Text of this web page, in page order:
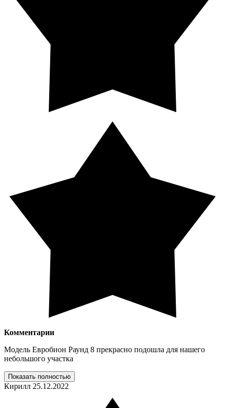
Комментарии
Модель Евробион Раунд 8 прекрасно подошла для нашего
небольшого участка
Показать полностью
Кирилл 25.12.2022